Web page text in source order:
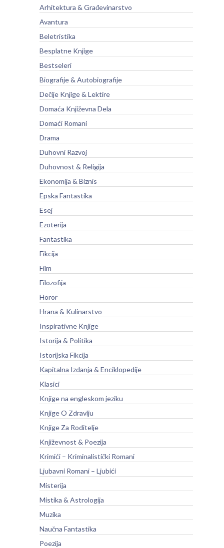
Arhitektura & Građevinarstvo
Avantura
Beletristika
Besplatne Knjige
Bestseleri
Biografije & Autobiografije
Dečije Knjige & Lektire
Domaća Književna Dela
Domaći Romani
Drama
Duhovni Razvoj
Duhovnost & Religija
Ekonomija & Biznis
Epska Fantastika
Esej
Ezoterija
Fantastika
Fikcija
Film
Filozofija
Horor
Hrana & Kulinarstvo
Inspirativne Knjige
Istorija & Politika
Istorijska Fikcija
Kapitalna Izdanja & Enciklopedije
Klasici
Knjige na engleskom jeziku
Knjige O Zdravlju
Knjige Za Roditelje
Književnost & Poezija
Krimići – Kriminalistički Romani
Ljubavni Romani – Ljubići
Misterija
Mistika & Astrologija
Muzika
Naučna Fantastika
Poezija